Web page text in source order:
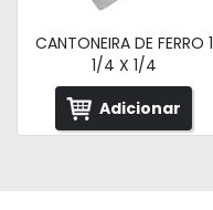
CANTONEIRA DE FERRO 1
1/4 X 1/4
Adicionar